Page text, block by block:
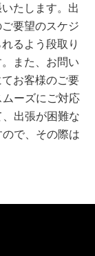
わせ等があった場合
ての改定は当ウェ
5,500円(税込)を
させていただく場
たします。出
要望のスケジ
るよう段取り
また、お問い
お客様のご要
ーズにご対応
出張が困難な
で、その際は